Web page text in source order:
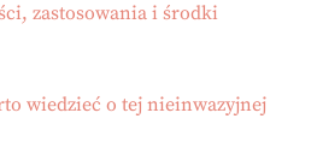
zastosowania i środki
wiedzieć o tej nieinwazyjnej